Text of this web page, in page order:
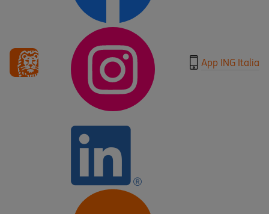
App ING Italia